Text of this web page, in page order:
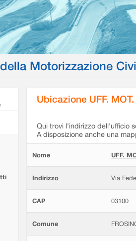
Motorizzazione
Ubicazione UFF.
Qui trovi l'indirizzo dell'ufficio
A disposizione anche una
Nome UFF.
Indirizzo Via
CAP 03100
Comune